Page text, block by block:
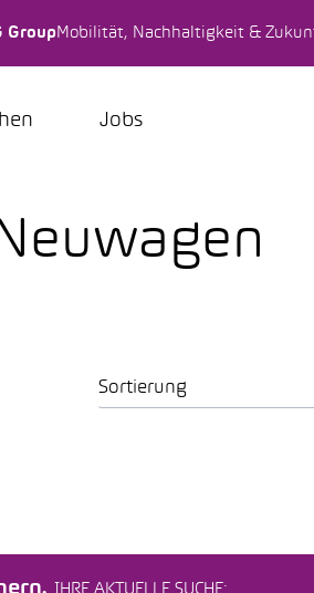
Group Mobilität, Nachhaltigkeit &
Jobs
Sortierung
IHRE AKTUELLE SUCHE: